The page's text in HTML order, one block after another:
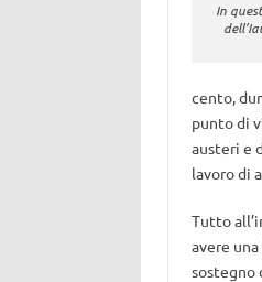
In
cento,
punto di
austeri e
lavoro di
Tutto
avere
sostegno